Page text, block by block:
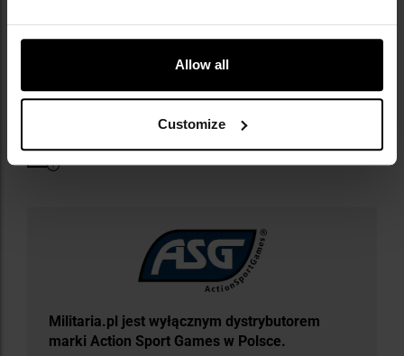
Allow all
Customize
gwint 14 mm CCW do montażu tłumików
światłowodowe przyrządy celownicze
Informacja o producencie i bezpieczeństwo
Militaria.pl jest wyłącznym dystrybutorem
marki Action Sport Games w Polsce.